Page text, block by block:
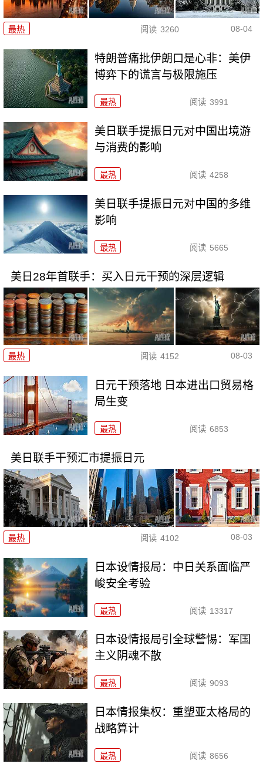
最热 阅读 3260 08-04
特朗普痛批伊朗口是心非：美伊
博弈下的谎言与极限施压
最热 阅读 3991
美日联手提振日元对中国出境游
与消费的影响
最热 阅读 4258
美日联手提振日元对中国的多维
影响
最热 阅读 5665
美日28年首联手：买入日元干预的深层逻辑
最热 阅读 4152 08-03
日元干预落地 日本进出口贸易格
局生变
最热 阅读 6853
美日联手干预汇市提振日元
最热 阅读 4102 08-03
日本设情报局：中日关系面临严
峻安全考验
最热 阅读 13317
日本设情报局引全球警惕：军国
主义阴魂不散
最热 阅读 9093
日本情报集权：重塑亚太格局的
战略算计
最热 阅读 8656